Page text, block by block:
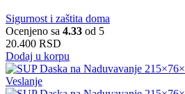
Sigurnost i zaštita doma
Ocenjeno sa 4.33 od 5
20.400 RSD
Dodaj u korpu